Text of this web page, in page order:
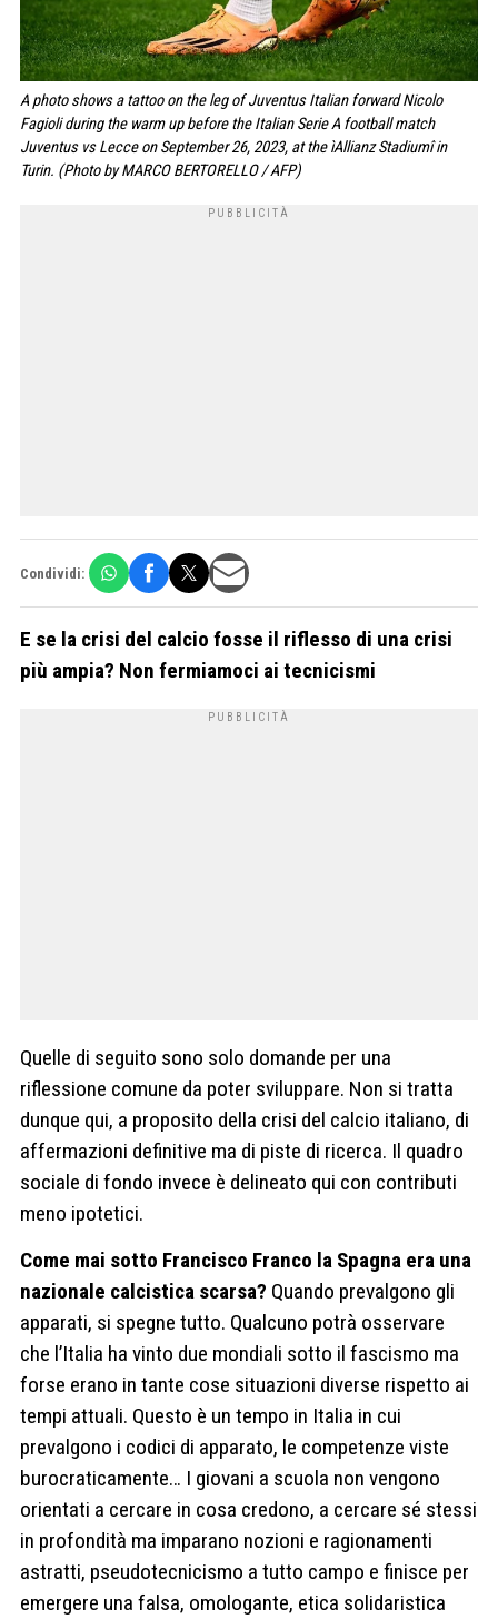
A photo shows a tattoo on the leg of Juventus Italian forward Nicolo
Fagioli during the warm up before the Italian Serie A football match
Juventus vs Lecce on September 26, 2023, at the ìAllianz Stadiumî in
Turin. (Photo by MARCO BERTORELLO / AFP)
Condividi:
E se la crisi del calcio fosse il riflesso di una crisi
più ampia? Non fermiamoci ai tecnicismi
Quelle di seguito sono solo domande per una
riflessione comune da poter sviluppare. Non si tratta
dunque qui, a proposito della crisi del calcio italiano, di
affermazioni definitive ma di piste di ricerca. Il quadro
sociale di fondo invece è delineato qui con contributi
meno ipotetici.
Come mai sotto Francisco Franco la Spagna era una
nazionale calcistica scarsa? Quando prevalgono gli
apparati, si spegne tutto. Qualcuno potrà osservare
che l’Italia ha vinto due mondiali sotto il fascismo ma
forse erano in tante cose situazioni diverse rispetto ai
tempi attuali. Questo è un tempo in Italia in cui
prevalgono i codici di apparato, le competenze viste
burocraticamente… I giovani a scuola non vengono
orientati a cercare in cosa credono, a cercare sé stessi
in profondità ma imparano nozioni e ragionamenti
astratti, pseudotecnicismo a tutto campo e finisce per
emergere una falsa, omologante, etica solidaristica